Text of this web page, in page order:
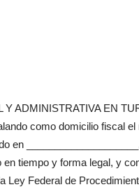
ADMINISTRATIVA EN
como domicilio fiscal
en
tiempo y forma legal, y
Ley Federal de